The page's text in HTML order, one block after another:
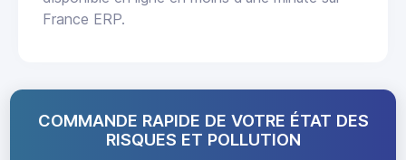
France ERP.
COMMANDE RAPIDE DE VOTRE ÉTAT DES
RISQUES ET POLLUTION